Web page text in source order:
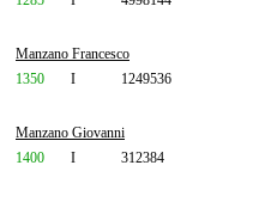
Manzano Francesco
1350
I 1249536
Manzano Giovanni
1400
I 312384